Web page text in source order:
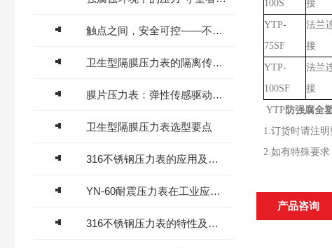
触点之间，安全可控——不锈钢电接点压力表工作原理与工业报警联锁应用
卫生型隔膜压力表的隔离传压原理与食药无菌产线应用
膜片压力表：弹性传感驱动的精准测压装备
卫生型隔膜压力表选型要点
316不锈钢压力表的应用及优势
YN-60耐震压力表在工业应用中的重要性与技术特点
316不锈钢压力表的特性及应用
100S
接
YTP-
75SF
法兰
接
YTP-
100SF
法兰
接
YTP 防强腐全
1.订货时请注
2.如有特殊要求
产品咨询